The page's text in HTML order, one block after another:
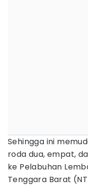
Sehingga ini
roda dua, empat,
ke Pelabuhan
Tenggara Barat